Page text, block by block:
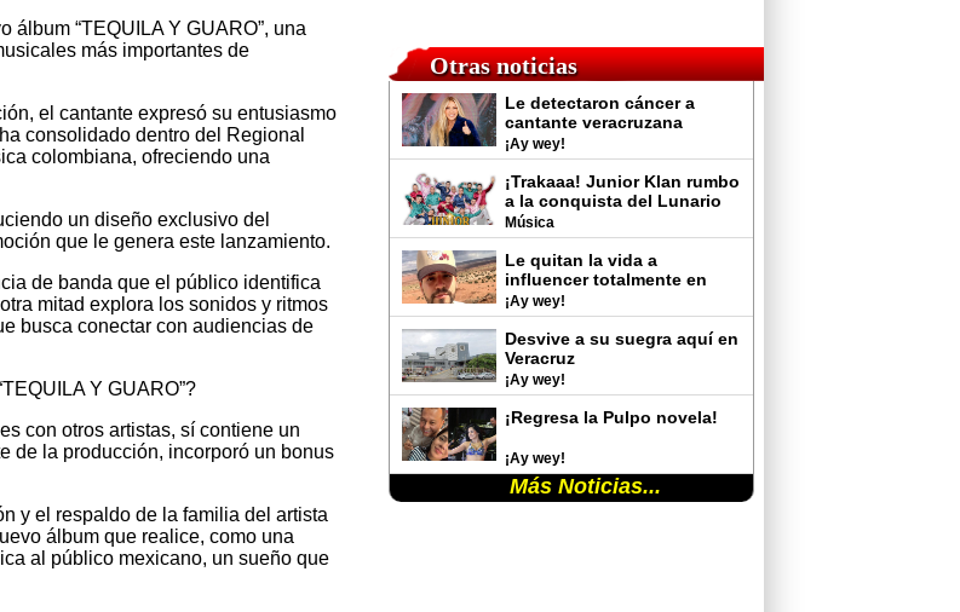
Otras noticias
Le detectaron cáncer a
cantante veracruzana
¡Ay wey!
¡Trakaaa! Junior Klan rumbo
a la conquista del Lunario
del Auditorio Nacional
Música
Le quitan la vida a
influencer totalmente en
vivo
¡Ay wey!
Desvive a su suegra aquí en
Veracruz
¡Ay wey!
¡Regresa la Pulpo novela!
¡Ay wey!
Más Noticias...
álbum “TEQUILA Y GUARO”, una
más importantes de
el cantante expresó su entusiasmo
consolidado dentro del Regional
colombiana, ofreciendo una
un diseño exclusivo del
que le genera este lanzamiento.
de banda que el público identifica
mitad explora los sonidos y ritmos
busca conectar con audiencias de
Y GUARO”?
con otros artistas, sí contiene un
de la producción, incorporó un bonus
y el respaldo de la familia del artista
álbum que realice, como una
al público mexicano, un sueño que